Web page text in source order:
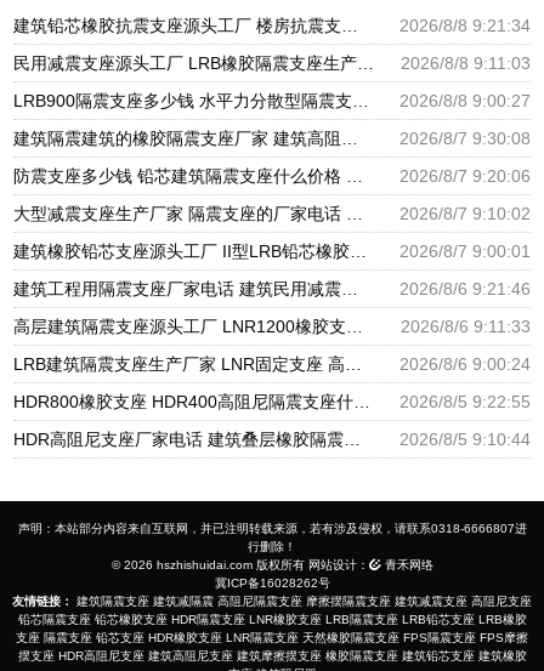
建筑铅芯橡胶抗震支座源头工厂 楼房抗震支座厂家电话 建筑隔震支座III型源头工厂
2026/8/8 9:21:34
民用减震支座源头工厂 LRB橡胶隔震支座生产厂家 LNR水平分散型橡胶隔震支座源头工厂
2026/8/8 9:11:03
LRB900隔震支座多少钱 水平力分散型隔震支座多少钱 建筑减震隔震支座厂商
2026/8/8 9:00:27
建筑隔震建筑的橡胶隔震支座厂家 建筑高阻尼抗震支座厂家 隔震支座LNR700源头工厂
2026/8/7 9:30:08
防震支座多少钱 铅芯建筑隔震支座什么价格 HDR600支座
2026/8/7 9:20:06
大型减震支座生产厂家 隔震支座的厂家电话 建筑橡胶隔震支座LNR厂家
2026/8/7 9:10:02
建筑橡胶铅芯支座源头工厂 II型LRB铅芯橡胶隔震支座厂家 LNR1300隔震支座厂家
2026/8/7 9:00:01
建筑工程用隔震支座厂家电话 建筑民用减震支座厂家 建筑圆形铅芯橡胶隔震支座厂家
2026/8/6 9:21:46
高层建筑隔震支座源头工厂 LNR1200橡胶支座厂家电话 LNR600支座什么价格
2026/8/6 9:11:33
LRB建筑隔震支座生产厂家 LNR固定支座 高阻尼橡胶支座什么价格
2026/8/6 9:00:24
HDR800橡胶支座 HDR400高阻尼隔震支座什么价格 LRB1500隔震支座
2026/8/5 9:22:55
HDR高阻尼支座厂家电话 建筑叠层橡胶隔震支座源头工厂 LNR水平分散力橡胶隔震支座源头工厂
2026/8/5 9:10:44
声明：本站部分内容来自互联网，并已注明转载来源，若有涉及侵权，请联系0318-6666807进
行删除！
© 2026 hszhishuidai.com 版权所有 网站设计：
青禾网络
冀ICP备16028262号
友情链接：
建筑隔震支座 建筑减隔震 高阻尼隔震支座 摩擦摆隔震支座 建筑减震支座 高阻尼支座
铅芯隔震支座 铅芯橡胶支座 HDR隔震支座 LNR橡胶支座 LRB隔震支座 LRB铅芯支座 LRB橡胶
支座 隔震支座 铅芯支座 HDR橡胶支座 LNR隔震支座 天然橡胶隔震支座 FPS隔震支座 FPS摩擦
摆支座 HDR高阻尼支座 建筑高阻尼支座 建筑摩擦摆支座 橡胶隔震支座 建筑铅芯支座 建筑橡胶